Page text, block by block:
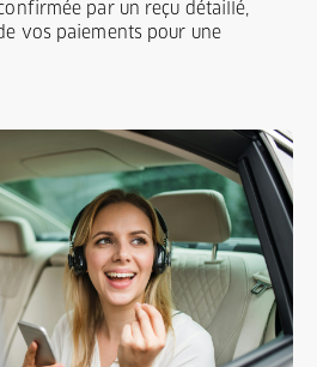
par un reçu détaillé,
vos paiements pour une